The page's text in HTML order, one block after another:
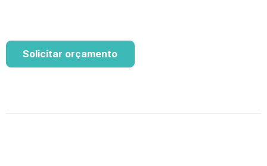
Solicitar orçamento